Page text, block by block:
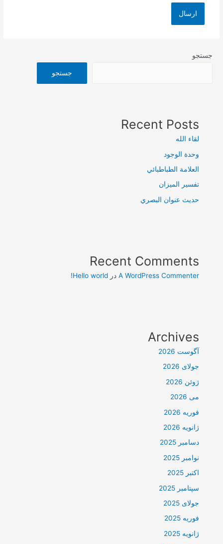
جستجو
جستجو
Recent Posts
لقاء الله
وحدة الوجود
العلامة الطباطبائي
تفسير الميزان
حديث عنوان البصري
Recent Comments
A WordPress Commenter درHello world!
Archives
آگوست 2026
جولای 2026
ژوئن 2026
می 2026
فوریه 2026
ژانویه 2026
دسامبر 2025
نوامبر 2025
اکتبر 2025
سپتامبر 2025
جولای 2025
فوریه 2025
ژانویه 2025